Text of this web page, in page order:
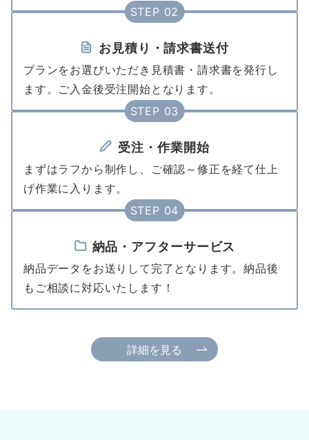
STEP 02
お見積り・請求書送付
プランをお選びいただき見積書・請求書を発行し
ます。ご入金後受注開始となります。
STEP 03
受注・作業開始
まずはラフから制作し、ご確認～修正を経て仕上
げ作業に入ります。
STEP 04
納品・アフターサービス
納品データをお送りして完了となります。納品後
もご相談に対応いたします！
詳細を見る